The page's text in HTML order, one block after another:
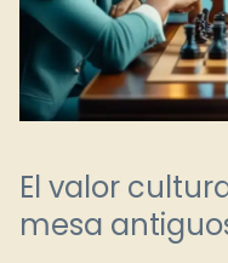
El valor
mesa